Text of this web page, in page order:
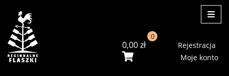
0,00zł
0
Rejestracja
Moje konto